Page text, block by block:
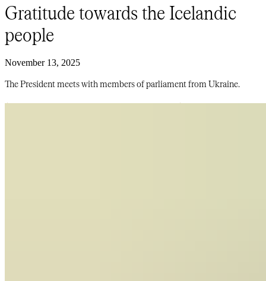
Gratitude towards the Icelandic
people​​​​‌ ‍ ​‍​‍‌‍ ‌ ​‍‌‍‍‌‌‍‌ ‌‍‍‌‌‍ ‍​‍​‍​ ‍‍​‍​‍‌ ​ ‌‍​‌‌‍ ‍‌‍‍‌‌ ‌​‌ ‍‌​‍ ‍‌‍‍‌‌‍ ​‍​‍​‍ ​​‍​‍‌‍‍​‌ ​‍‌‍‌‌‌‍‌‍​‍​‍​ ‍‍​‍​‍‌‍‍​‌ ‌​‌ ‌​‌ ​​‌ ​ ​‍ ​‍ ‌‍‌‍‌‍ ‌ ​‍‌ ​ ‌‍‌‌‌ ‌​‌‍‍‌​‍ ‌‌‍‍‌‌ ​ ‌‍ ​‌‍​‌‌‍ ‍‌‍‌​‌ ​ ​‍ ‍‌ ‌‍‌‍‌‌‌ ​‍‌‍​ ‌‍‌‌‌‍ ​​‍ ‍‌‍​‌‌ ​​‌ ​​​‍ ‌ ​ ‌ ‌​‌ ‌‌‌‍‌​‌‍‍‌‌‍ ​‍ ‌‍‍‌‌‍ ‍‌ ‌​‌‍‌‌‌‍ ‍‌ ‌​​‍ ‌‍‌‌‌‍‌​‌‍‍‌‌ ‌​​‍ ‌‍ ‌‌‍ ‌‍‌​‌‍‌‌​ ‌‌ ​​‌ ​‍‌‍‌‌‌ ​ ‌‍‌‌‌‍ ‍‌ ‌​‌‍​‌‌ ‌​‌‍‍‌‌‍ ‌‍ ‍​ ‍ ‌‍‍‌‌‍‌​​ ‌​ ‌​​ ‌ ​ ​‍‌‍​ ‌‍​‍‌‍​‌​ ​​‌‍​‌​‍ ‌​ ‌‍​ ​ ​ ‍​​ ​‌​‍ ‌​ ‌​​ ‌‌‌‍​‍​ ‌‌​‍ ‌‌‍​‍​ ‌ ​ ​‌​ ​ ​‍ ‌‌‍​ ‌‍‌‌​ ​‍​ ‍‌‌‍‌​‌‍​ ​ ‌‍‌‍‌‍​ ​​‌‍‌‍‌‍‌​‌‍​ ​ ‍ ‌ ‌​‌ ‍‌‌ ​​‌‍‌‌​ ‌‌‍ ‍‌‍‌‌‌ ‌ ‌ ​ ​ ‍ ‌ ​​‌‍​‌‌ ‌​‌‍‍​​ ‌‌ ‌​‌‍‍‌‌ ‌​‌‍ ​‌‍‌‌​ ‌‍​‍‌‍​‌‌ ​ ‌‍‌‌‌‌‌‌‌ ​‍‌‍ ​​ ‌‌‍‍​‌ ‌​‌ ‌​‌ ​​‌ ​ ​‍‌‌​ ​‍‌​‌‍​‍‌‌​ ​‍‌​‌‍‌‍‌‍‌‍ ‌ ​‍‌ ​ ‌‍‌‌‌ ‌​‌‍‍‌​‍ ‌‌‍‍‌‌ ​ ‌‍ ​‌‍​‌‌‍ ‍‌‍‌​‌ ​ ​‍ ‍‌ ‌‍‌‍‌‌‌ ​‍‌‍​ ‌‍‌‌‌‍ ​​‍ ‍‌‍​‌‌ ​​‌ ​​​‍‌‌​ ​‍‌​‌‍‌ ​ ‌ ‌​‌ ‌‌‌‍‌​‌‍‍‌‌‍ ​‍‌‍‌‍‍‌‌‍‌​​ ‌​ ‌​​ ‌ ​ ​‍‌‍​ ‌‍​‍‌‍​‌​ ​​‌‍​‌​‍ ‌​ ‌‍​ ​ ​ ‍​​ ​‌​‍ ‌​ ‌​​ ‌‌‌‍​‍​ ‌‌​‍ ‌‌‍​‍​ ‌ ​ ​‌​ ​ ​‍ ‌‌‍​ ‌‍‌‌​ ​‍​ ‍‌‌‍‌​‌‍​ ​ ‌‍‌‍‌‍​ ​​‌‍‌‍‌‍‌​‌‍​ ​‍‌‍‌ ‌​‌ ‍‌‌ ​​‌‍‌‌​ ‌‌‍ ‍‌‍‌‌‌ ‌ ‌ ​ ​‍‌‍‌ ​​‌‍​‌‌ ‌​‌‍‍​​ ‌‌ ‌​‌‍‍‌‌ ‌​‌‍ ​‌‍‌‌​‍‌‍‌ ​​‌‍‌‌‌ ​‍‌ ​ ‌ ​​‌‍‌‌‌‍​ ‌ ‌​‌‍‍‌‌ ‌‍‌‍‌‌​ ‌‌ ​​‌ ‌‌‌‍​‍‌‍ ​‌‍‍‌‌ ​ ‌‍‍​‌‍‌‌‌‍‌​​‍​‍‌ ‌
November 13, 2025
The President meets with members of parliament from Ukraine.​​​​‌ ‍ ​‍​‍‌‍ ‌ ​‍‌‍‍‌‌‍‌ ‌‍‍‌‌‍ ‍​‍​‍​ ‍‍​‍​‍‌ ​ ‌‍​‌‌‍ ‍‌‍‍‌‌ ‌​‌ ‍‌​‍ ‍‌‍‍‌‌‍ ​‍​‍​‍ ​​‍​‍‌‍‍​‌ ​‍‌‍‌‌‌‍‌‍​‍​‍​ ‍‍​‍​‍‌‍‍​‌ ‌​‌ ‌​‌ ​​‌ ​ ​‍ ​‍ ‌‍‌‍‌‍ ‌ ​‍‌ ​ ‌‍‌‌‌ ‌​‌‍‍‌​‍ ‌‌‍‍‌‌ ​ ‌‍ ​‌‍​‌‌‍ ‍‌‍‌​‌ ​ ​‍ ‍‌ ‌‍‌‍‌‌‌ ​‍‌‍​ ‌‍‌‌‌‍ ​​‍ ‍‌‍​‌‌ ​​‌ ​​​‍ ‌ ​ ‌ ‌​‌ ‌‌‌‍‌​‌‍‍‌‌‍ ​‍ ‌‍‍‌‌‍ ‍‌ ‌​‌‍‌‌‌‍ ‍‌ ‌​​‍ ‌‍‌‌‌‍‌​‌‍‍‌‌ ‌​​‍ ‌‍ ‌‌‍ ‌‍‌​‌‍‌‌​ ‌‌ ​​‌ ​‍‌‍‌‌‌ ​ ‌‍‌‌‌‍ ‍‌ ‌​‌‍​‌‌ ‌​‌‍‍‌‌‍ ‌‍ ‍​ ‍ ‌‍‍‌‌‍‌​​ ‌​ ‌​​ ‌ ​ ​‍‌‍​ ‌‍​‍‌‍​‌​ ​​‌‍​‌​‍ ‌​ ‌‍​ ​ ​ ‍​​ ​‌​‍ ‌​ ‌​​ ‌‌‌‍​‍​ ‌‌​‍ ‌‌‍​‍​ ‌ ​ ​‌​ ​ ​‍ ‌‌‍​ ‌‍‌‌​ ​‍​ ‍‌‌‍‌​‌‍​ ​ ‌‍‌‍‌‍​ ​​‌‍‌‍‌‍‌​‌‍​ ​ ‍ ‌ ‌​‌ ‍‌‌ ​​‌‍‌‌​ ‌‌‍ ‍‌‍‌‌‌ ‌ ‌ ​ ​ ‍ ‌ ​​‌‍​‌‌ ‌​‌‍‍​​ ‌‌‍‌​‌‍‌‌‌ ​ ‌‍​ ‌ ​‍‌‍‍‌‌ ​​‌ ‌​‌‍‍‌‌‍ ‌‍ ‍​ ‌‍​‍‌‍​‌‌ ​ ‌‍‌‌‌‌‌‌‌ ​‍‌‍ ​​ ‌‌‍‍​‌ ‌​‌ ‌​‌ ​​‌ ​ ​‍‌‌​ ​‍‌​‌‍​‍‌‌​ ​‍‌​‌‍‌‍‌‍‌‍ ‌ ​‍‌ ​ ‌‍‌‌‌ ‌​‌‍‍‌​‍ ‌‌‍‍‌‌ ​ ‌‍ ​‌‍​‌‌‍ ‍‌‍‌​‌ ​ ​‍ ‍‌ ‌‍‌‍‌‌‌ ​‍‌‍​ ‌‍‌‌‌‍ ​​‍ ‍‌‍​‌‌ ​​‌ ​​​‍‌‌​ ​‍‌​‌‍‌ ​ ‌ ‌​‌ ‌‌‌‍‌​‌‍‍‌‌‍ ​‍‌‍‌‍‍‌‌‍‌​​ ‌​ ‌​​ ‌ ​ ​‍‌‍​ ‌‍​‍‌‍​‌​ ​​‌‍​‌​‍ ‌​ ‌‍​ ​ ​ ‍​​ ​‌​‍ ‌​ ‌​​ ‌‌‌‍​‍​ ‌‌​‍ ‌‌‍​‍​ ‌ ​ ​‌​ ​ ​‍ ‌‌‍​ ‌‍‌‌​ ​‍​ ‍‌‌‍‌​‌‍​ ​ ‌‍‌‍‌‍​ ​​‌‍‌‍‌‍‌​‌‍​ ​‍‌‍‌ ‌​‌ ‍‌‌ ​​‌‍‌‌​ ‌‌‍ ‍‌‍‌‌‌ ‌ ‌ ​ ​‍‌‍‌ ​​‌‍​‌‌ ‌​‌‍‍​​ ‌‌‍‌​‌‍‌‌‌ ​ ‌‍​ ‌ ​‍‌‍‍‌‌ ​​‌ ‌​‌‍‍‌‌‍ ‌‍ ‍​‍‌‍‌ ​​‌‍‌‌‌ ​‍‌ ​ ‌ ​​‌‍‌‌‌‍​ ‌ ‌​‌‍‍‌‌ ‌‍‌‍‌‌​ ‌‌ ​​‌ ‌‌‌‍​‍‌‍ ​‌‍‍‌‌ ​ ‌‍‍​‌‍‌‌‌‍‌​​‍​‍‌ ‌